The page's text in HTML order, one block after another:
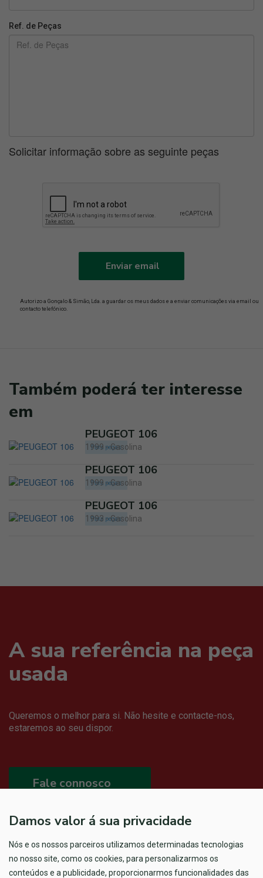
Ref. de Peças
Solicitar informação sobre as seguinte peças
Enviar email
Autorizo a Gonçalo & Simão, Lda. a guardar os meus dados e a enviar comunicações via email ou
contacto telefónico.
Também poderá ter interesse
em
Para peças
PEUGEOT 106
1999 - Gasolina
Para peças
PEUGEOT 106
1999 - Gasolina
Para peças
PEUGEOT 106
1993 - Gasolina
A sua referência na peça
usada
Queremos o melhor para si. Não hesite e contacte-nos,
estaremos ao seu dispor.
Fale connosco
Damos valor á sua privacidade
Nós e os nossos parceiros utilizamos determinadas tecnologias
no nosso site, como os cookies, para personalizarmos os
conteúdos e a publicidade, proporcionarmos funcionalidades das